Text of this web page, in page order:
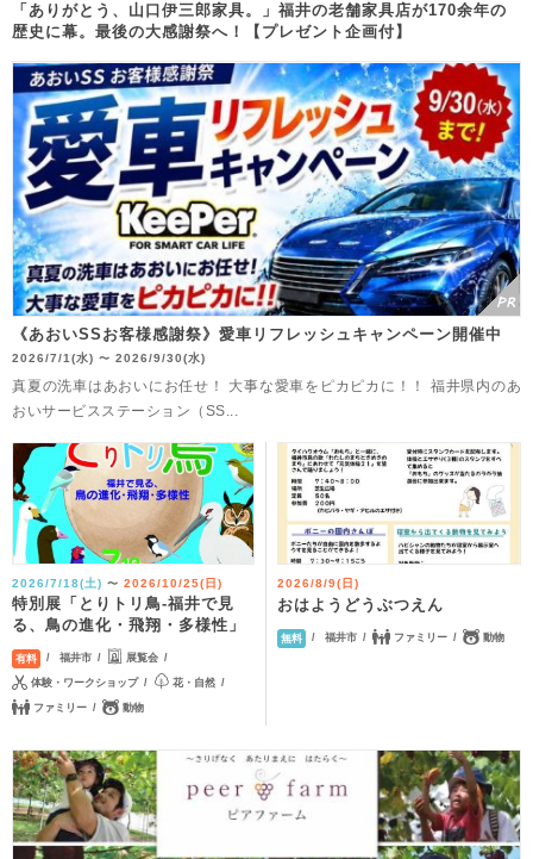
「ありがとう、山口伊三郎家具。」福井の老舗家具店が170余年の
歴史に幕。最後の大感謝祭へ！【プレゼント企画付】
《あおいSSお客様感謝祭》愛車リフレッシュキャンペーン開催中
2026/7/1(水) 〜 2026/9/30(水)
真夏の洗車はあおいにお任せ！ 大事な愛車をピカピカに！！ 福井県内のあ
おいサービスステーション（SS...
2026/7/18(土) 〜 2026/10/25(日)
特別展「とりトリ鳥-福井で見
る、鳥の進化・飛翔・多様性」
有料 福井市 展覧会
体験・ワークショップ 花・自然
ファミリー 動物
2026/8/9(日)
おはようどうぶつえん
無料 福井市 ファミリー 動物